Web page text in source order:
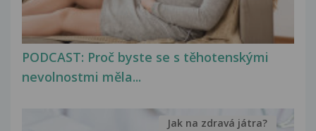
PODCAST: Proč byste se s těhotenskými
nevolnostmi měla...
Jak na zdravá játra?